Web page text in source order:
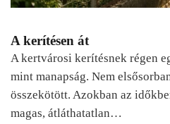
A kerítésen át
A kertvárosi kerítésnek régen
mint manapság. Nem
összekötött. Azokban az
magas, átláthatatlan…